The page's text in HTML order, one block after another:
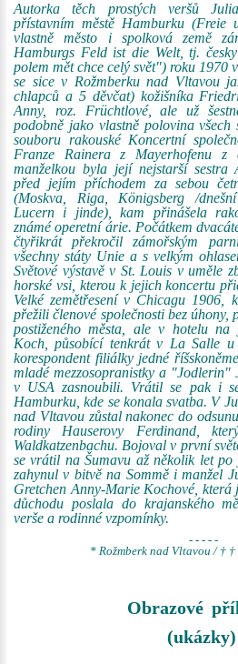
Autorka těch prostých veršů
přístavním městě Hamburku (Freie
vlastně město i spolková země
Hamburgs Feld ist die Welt, tj.
polem mět chce celý svět") roku 1970
se sice v Rožmberku nad Vltavou
chlapců a 5 děvčat) kožišníka
Anny, roz. Früchtlové, ale už
podobně jako vlastně polovina všech
souboru rakouské Koncertní
Franze Rainera z Mayerhofenu z
manželkou byla její nejstarší sestra
před jejím příchodem za sebou
(Moskva, Riga, Königsberg /
Lucern i jinde), kam přinášela
známé operetní árie. Počátkem
čtyřikrát překročil zámořským
všechny státy Unie a s velkým
Světové výstavě v St. Louis v uměle
horské vsi, kterou k jejich koncertu
Velké zemětřesení v Chicagu 1906,
přežili členové společnosti bez úhony,
postiženého města, ale v hotelu
Koch, působící tenkrát v La Salle u
korespondent filiálky jedné
mladé mezzosopranistky a "Jodlerin"
v USA zasnoubili. Vrátil se pak i
Hamburku, kde se konala svatba. V
nad Vltavou zůstal nakonec do
rodiny Hauserovy Ferdinand,
Waldkatzenbachu. Bojoval v první
se vrátil na Šumavu až několik let
zahynul v bitvě na Sommě i manžel
Gretchen Anny-Marie Kochové,
důchodu poslala do krajanského
verše a rodinné vzpomínky.
- - - - -
* Rožmberk nad Vltavou / †
Obrazové
(ukázky)